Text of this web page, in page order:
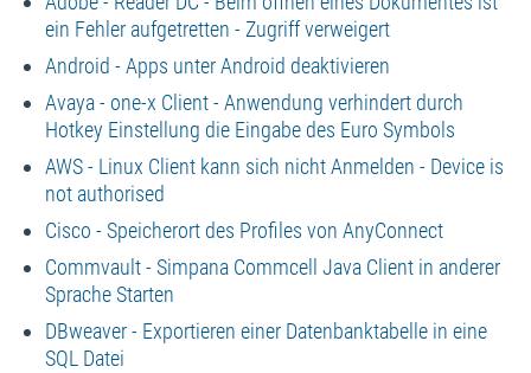
ein Fehler aufgetretten - Zugriff verweigert
Android - Apps unter Android deaktivieren
Avaya - one-x Client - Anwendung verhindert durch
Hotkey Einstellung die Eingabe des Euro Symbols
AWS - Linux Client kann sich nicht Anmelden - Device is
not authorised
Cisco - Speicherort des Profiles von AnyConnect
Commvault - Simpana Commcell Java Client in anderer
Sprache Starten
DBweaver - Exportieren einer Datenbanktabelle in eine
SQL Datei